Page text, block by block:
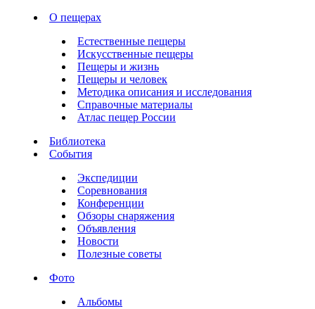
О пещерах
Естественные пещеры
Искусственные пещеры
Пещеры и жизнь
Пещеры и человек
Методика описания и исследования
Справочные материалы
Атлас пещер России
Библиотека
События
Экспедиции
Соревнования
Конференции
Обзоры снаряжения
Объявления
Новости
Полезные советы
Фото
Альбомы